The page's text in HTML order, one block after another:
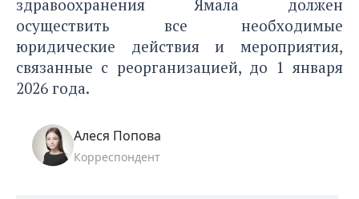
здравоохранения Ямала должен
осуществить все необходимые
юридические действия и мероприятия,
связанные с реорганизацией, до 1 января
2026 года.
Алеся Попова
Корреспондент